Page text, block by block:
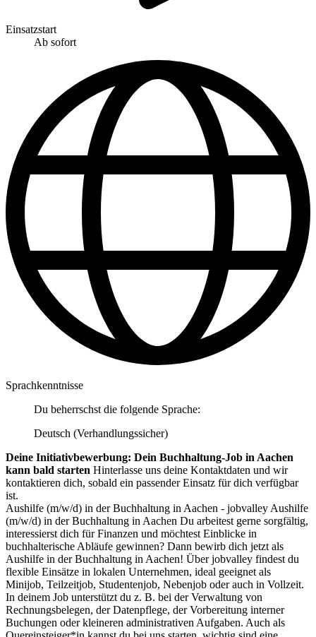
Einsatzstart
Ab sofort
Sprachkenntnisse
Du beherrschst die folgende Sprache:
Deutsch (Verhandlungssicher)
Deine Initiativbewerbung: Dein Buchhaltung-Job in Aachen
kann bald starten Hinterlasse uns deine Kontaktdaten und wir
kontaktieren dich, sobald ein passender Einsatz für dich verfügbar
ist.
Aushilfe (m/w/d) in der Buchhaltung in Aachen - jobvalley Aushilfe
(m/w/d) in der Buchhaltung in Aachen Du arbeitest gerne sorgfältig,
interessierst dich für Finanzen und möchtest Einblicke in
buchhalterische Abläufe gewinnen? Dann bewirb dich jetzt als
Aushilfe in der Buchhaltung in Aachen! Über jobvalley findest du
flexible Einsätze in lokalen Unternehmen, ideal geeignet als
Minijob, Teilzeitjob, Studentenjob, Nebenjob oder auch in Vollzeit.
In deinem Job unterstützt du z. B. bei der Verwaltung von
Rechnungsbelegen, der Datenpflege, der Vorbereitung interner
Buchungen oder kleineren administrativen Aufgaben. Auch als